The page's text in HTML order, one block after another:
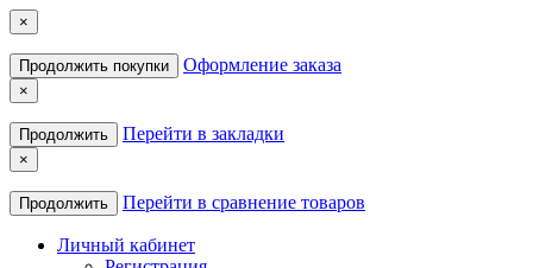
×
Продолжить покупки Оформление заказа
×
Продолжить Перейти в закладки
×
Продолжить Перейти в сравнение товаров
Личный кабинет